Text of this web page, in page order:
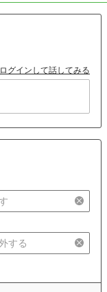
ログインして話してみる